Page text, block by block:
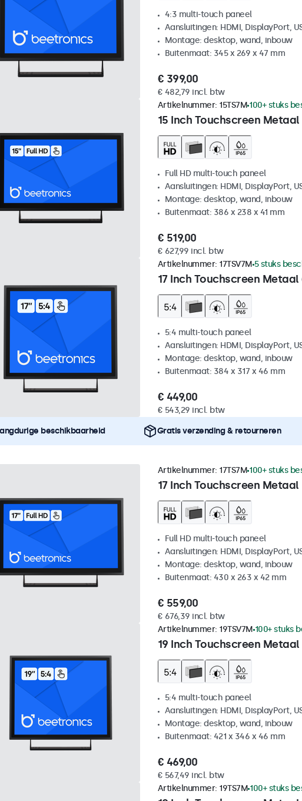
4:3 multi-touch paneel
Aansluitingen: HDMI, DisplayPort,
Montage: desktop, wand, inbouw
Buitenmaat: 345 x 269 x 47 mm
€ 399,00
€ 482,79 incl. btw
15 Inch Touchscreen Metaal
Artikelnummer: 15TS7M 100+ stuks
Full HD multi-touch paneel
Aansluitingen: HDMI, DisplayPort,
Montage: desktop, wand, inbouw
Buitenmaat: 386 x 238 x 41 mm
€ 519,00
€ 627,99 incl. btw
17 Inch Touchscreen
Artikelnummer: 17TSV7M 5 stuks
5:4 multi-touch paneel
Aansluitingen: HDMI, DisplayPort,
Montage: desktop, wand, inbouw
Buitenmaat: 384 x 317 x 46 mm
€ 449,00
€ 543,29 incl. btw
beschikbaarheid Gratis verzending & retourneren
17 Inch Touchscreen Metaal
Artikelnummer: 17TS7M 100+ stuks
Full HD multi-touch paneel
Aansluitingen: HDMI, DisplayPort,
Montage: desktop, wand, inbouw
Buitenmaat: 430 x 263 x 42 mm
€ 559,00
€ 676,39 incl. btw
19 Inch Touchscreen
Artikelnummer: 19TSV7M 100+ stuks
5:4 multi-touch paneel
Aansluitingen: HDMI, DisplayPort,
Montage: desktop, wand, inbouw
Buitenmaat: 421 x 346 x 46 mm
€ 469,00
€ 567,49 incl. btw
Artikelnummer: 19TS7M 100+ stuks